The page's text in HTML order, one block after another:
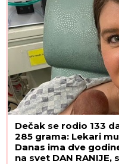
Dečak se rodio 133
285 grama: Lekari mu
Danas ima dve
na svet DAN